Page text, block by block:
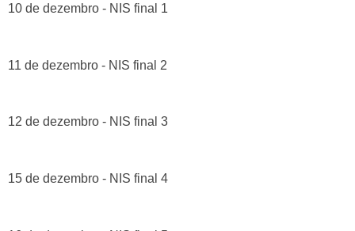
10 de dezembro - NIS final 1
11 de dezembro - NIS final 2
12 de dezembro - NIS final 3
15 de dezembro - NIS final 4